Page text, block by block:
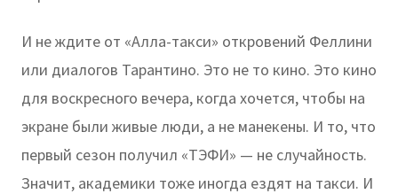
И не ждите от «Алла-такси» откровений Феллини
или диалогов Тарантино. Это не то кино. Это кино
для воскресного вечера, когда хочется, чтобы на
экране были живые люди, а не манекены. И то, что
первый сезон получил «ТЭФИ» — не случайность.
Значит, академики тоже иногда ездят на такси. И